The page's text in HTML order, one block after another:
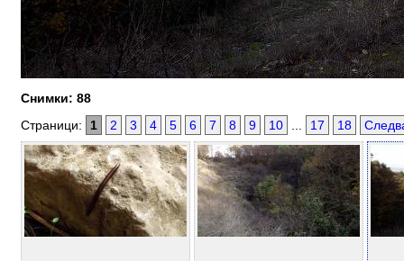
Снимки: 88
Страници:
1 2 3 4 5 6 7 8 9 10 17 18